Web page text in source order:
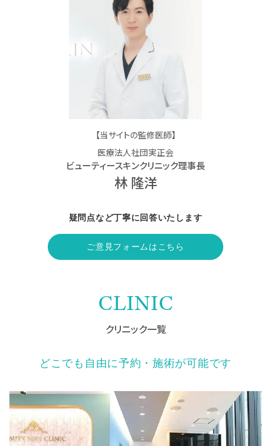
【当サイトの監修医師】
医療法人社団実正会
ビューティースキンクリニック理事長
林 隆洋
疑問点など丁寧に回答いたします
ご意見フォームはこちら
CLINIC
クリニック一覧
どこでも自由に予約・施術が可能です